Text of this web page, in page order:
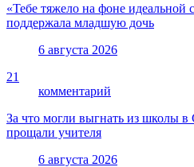
«Тебе тяжело на фоне идеальной
поддержала младшую дочь
6 августа 2026
21
комментарий
За что могли выгнать из школы
прощали учителя
6 августа 2026